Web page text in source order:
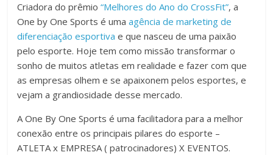
Criadora do prêmio“Melhores do Ano do CrossFit”, a
One by One Sports é umaagência de marketing de
diferenciação esportiva e que nasceu de uma paixão
pelo esporte. Hoje tem como missão transformar o
sonho de muitos atletas em realidade e fazer com que
as empresas olhem e se apaixonem pelos esportes, e
vejam a grandiosidade desse mercado.
A One By One Sports é uma facilitadora para a melhor
conexão entre os principais pilares do esporte –
ATLETA x EMPRESA ( patrocinadores) X EVENTOS.